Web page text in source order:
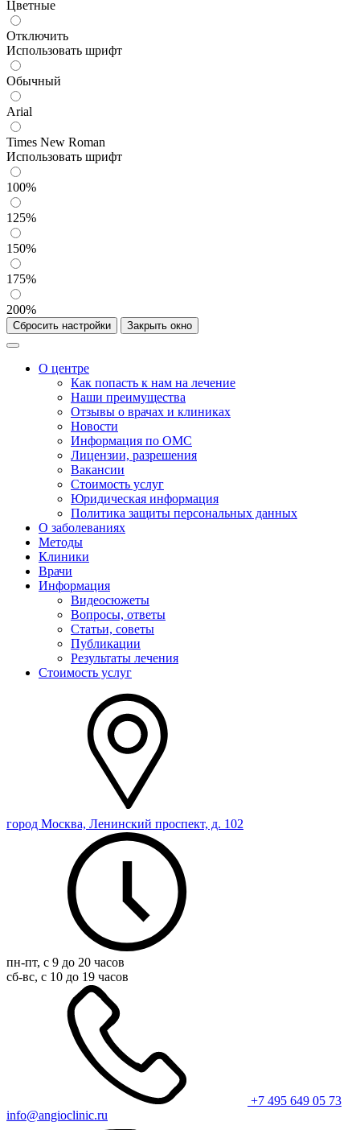
Цветные
Отключить
Использовать шрифт
Обычный
Arial
Times New Roman
Использовать шрифт
100%
125%
150%
175%
200%
Сбросить настройки Закрыть окно
О центре
Как попасть к нам на лечение
Наши преимущества
Отзывы о врачах и клиниках
Новости
Информация по ОМС
Лицензии, разрешения
Вакансии
Стоимость услуг
Юридическая информация
Политика защиты персональных данных
О заболеваниях
Методы
Клиники
Врачи
Информация
Видеосюжеты
Вопросы, ответы
Статьи, советы
Публикации
Результаты лечения
Стоимость услуг
город Москва, Ленинский проспект, д. 102
пн-пт, с 9 до 20 часов
сб-вс, с 10 до 19 часов
+7 495 649 05 73
info@angioclinic.ru